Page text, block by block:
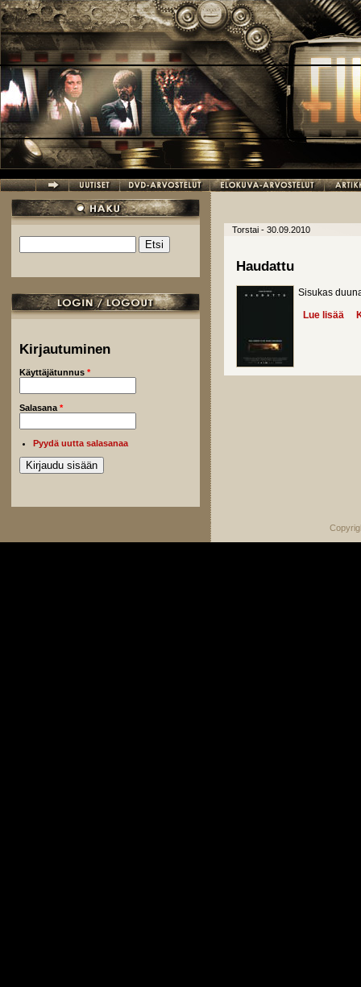
Hyppää pääsisältöön
Hakulomake
Kirjautuminen
Käyttäjätunnus *
Salasana *
Pyydä uutta salasanaa
Torstai - 30.09.2010
Haudattu
Sisukas
Lue lisää